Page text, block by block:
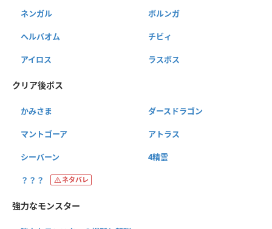
ネンガル ボルンガ
ヘルバオム チビィ
アイロス ラスボス
クリア後ボス
かみさま ダースドラゴン
マントゴーア アトラス
シーバーン 4精霊
？？？ ネタバレ
強力なモンスター